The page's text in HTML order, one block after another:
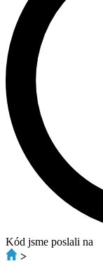
Kód jsme poslali na
>